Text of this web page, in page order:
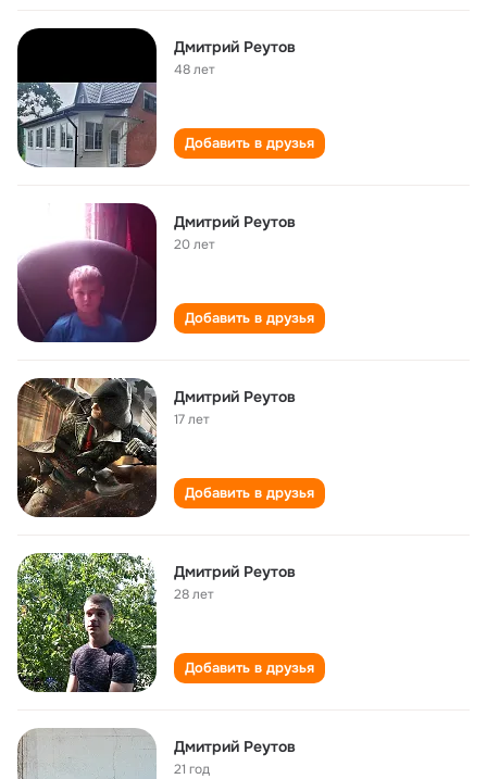
Дмитрий Реутов
48 лет
Добавить в друзья
Дмитрий Реутов
20 лет
Добавить в друзья
Дмитрий Реутов
17 лет
Добавить в друзья
Дмитрий Реутов
28 лет
Добавить в друзья
Дмитрий Реутов
21 год